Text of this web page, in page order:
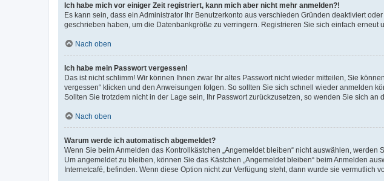
Ich habe mich vor einiger Zeit registriert, kann mich aber nicht mehr anmelden?!
Es kann sein, dass ein Administrator Ihr Benutzerkonto aus verschieden Gründen deaktiviert
geschrieben haben, um die Datenbankgröße zu verringern. Registrieren Sie sich einfach erneut
Nach oben
Ich habe mein Passwort vergessen!
Das ist nicht schlimm! Wir können Ihnen zwar Ihr altes Passwort nicht wieder mitteilen, Sie
vergessen“ klicken und den Anweisungen folgen. So sollten Sie sich schnell wieder anmelden
Sollten Sie trotzdem nicht in der Lage sein, Ihr Passwort zurückzusetzen, so wenden Sie sich an
Nach oben
Warum werde ich automatisch abgemeldet?
Wenn Sie beim Anmelden das Kontrollkästchen „Angemeldet bleiben“ nicht auswählen,
Um angemeldet zu bleiben, können Sie das Kästchen „Angemeldet bleiben“ beim Anmelden
Internetcafé, befinden. Wenn diese Option nicht zur Verfügung steht, dann wurde sie vermutlich